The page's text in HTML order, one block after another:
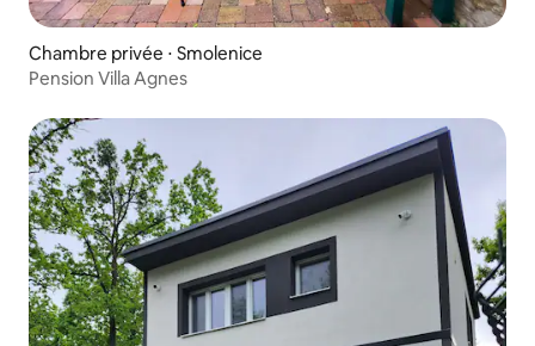
Chambre privée ⋅ Smolenice
Pension Villa Agnes